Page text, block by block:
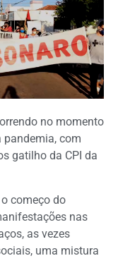
no momento
pandemia, com
gatilho da CPI da
começo do
nas
as vezes
uma mistura